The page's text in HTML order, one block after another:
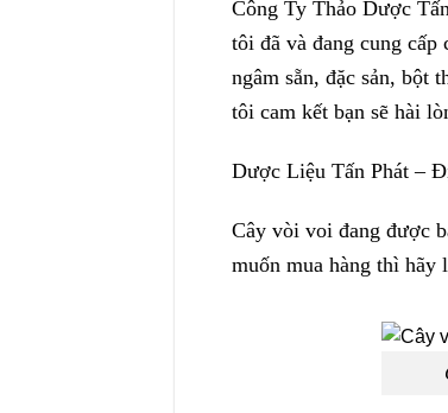
Công Ty Thảo Dược
tôi đã và đang cung
ngâm sẵn, đặc sản, bột
tôi cam kết bạn sẽ hài
Dược Liệu Tấn Phát –
Cây vòi voi đang được
muốn mua hàng thì hãy